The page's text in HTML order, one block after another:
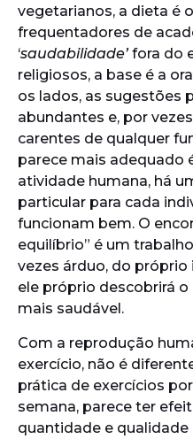
vegetarianos, a dieta é
frequentadores de
‘saudabilidade’fora do
religiosos, a base é a
os lados, as sugestões
abundantes e, por
carentes de qualquer
parece mais adequado
atividade humana, há
particular para cada
funcionam bem. O
equilíbrio” é um
vezes árduo, do próprio
ele próprio descobrirá
mais saudável.
Com a reprodução
exercício, não é
prática de exercícios
semana, parece ter
quantidade e